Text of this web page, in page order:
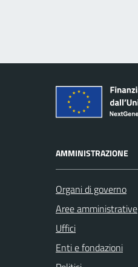
AMMINISTRAZIONE
Organi di governo
Aree amministrative
Uffici
Enti e fondazioni